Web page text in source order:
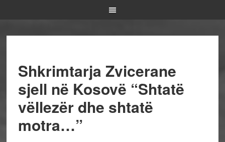
Shkrimtarja Zvicerane
sjell në Kosovë “Shtatë
vëllezër dhe shtatë
motra…”